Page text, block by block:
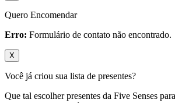
Quero Encomendar
Erro: Formulário de contato não encontrado.
X
Você já criou sua lista de presentes?
Que tal escolher presentes da Five Senses para